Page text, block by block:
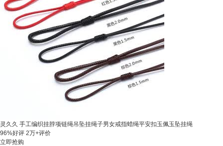
灵久久 手工编织挂脖项链绳吊坠挂绳子男女戒指蜡绳平安扣玉佩玉坠挂绳
96%好评 2万+评价
立即抢购